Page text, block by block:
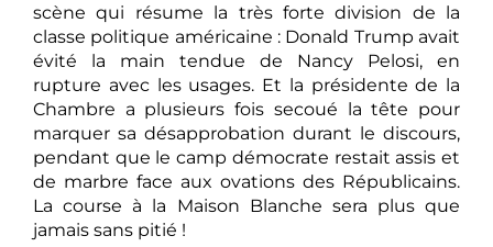
scène qui résume la très forte division de la
classe politique américaine : Donald Trump avait
évité la main tendue de Nancy Pelosi, en
rupture avec les usages. Et la présidente de la
Chambre a plusieurs fois secoué la tête pour
marquer sa désapprobation durant le discours,
pendant que le camp démocrate restait assis et
de marbre face aux ovations des Républicains.
La course à la Maison Blanche sera plus que
jamais sans pitié !